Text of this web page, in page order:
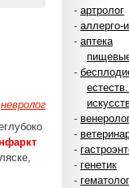
- артролог
- аллерго-
- аптека
-
-
-
-
- генетик
- гематолог
невролог